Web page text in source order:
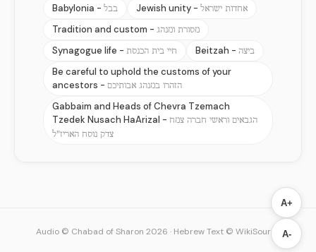
Babylonia - בבל Jewish unity - אחדות ישראל
Tradition and custom - מסורת ומנהג
Synagogue life - חיי בית הכנסת Beitzah - ביצה
Be careful to uphold the customs of your
ancestors - הזהרו במנהג אבותיכם
Gabbaim and Heads of Chevra Tzemach
Tzedek Nusach HaArizal - הגבאים וראשי חברה צמח
צדק נוסח האריז"ל
A+
A-
Audio © Chabad of Sharon 2026 · Hebrew Text © WikiSource